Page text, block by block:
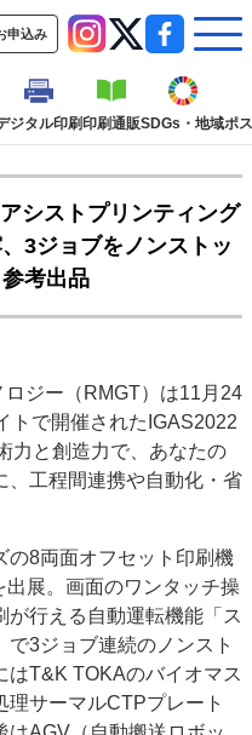
申込み
ジタル印刷印刷通販SDGs・地域ポ
動画コンテンツ
イベント 信用情報
業界
様なビジネス・多彩な商材～
本機特集
2022 検査・校正特集
刷機材年鑑
シストプリンティング
3ジョブをノンストッ
考出品
ジー（RMGT）は11月24
トで開催されたIGAS2022
力と創造力で、あなたの
、工程間連携や自動化・省
の8両面オフセット印刷機
出展。画面のワンタッチ操
行える自動運転機能「ス
3ジョブ連続のノンスト
はT&K TOKAのバイオマス
サーマルCTPプレート